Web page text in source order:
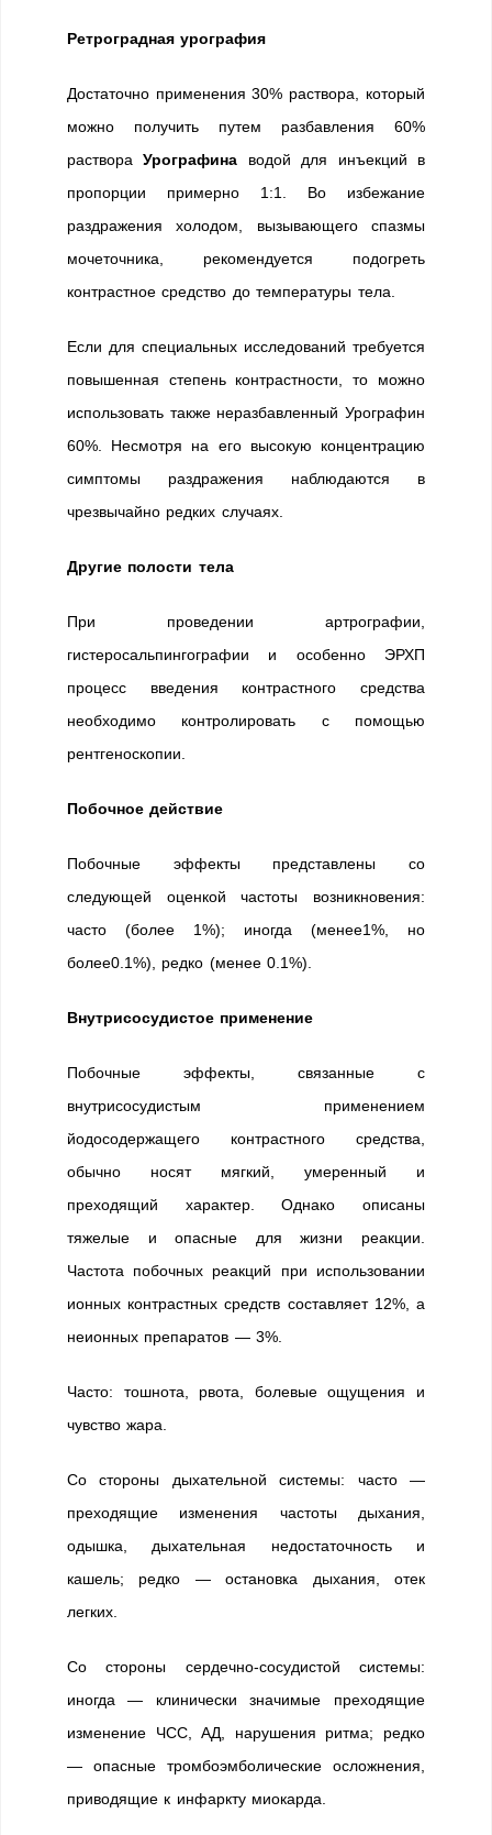
Ретроградная урография
Достаточно применения 30% раствора, который
можно получить путем разбавления 60%
раствораУрографина водой для инъекций в
пропорции примерно 1:1. Во избежание
раздражения холодом, вызывающего спазмы
мочеточника, рекомендуется подогреть
контрастное средство до температуры тела.
Если для специальных исследований требуется
повышенная степень контрастности, то можно
использовать также неразбавленный Урографин
60%. Несмотря на его высокую концентрацию
симптомы раздражения наблюдаются в
чрезвычайно редких случаях.
Другие полости тела
При проведении артрографии,
гистеросальпингографии и особенно ЭРХП
процесс введения контрастного средства
необходимо контролировать с помощью
рентгеноскопии.
Побочное действие
Побочные эффекты представлены со
следующей оценкой частоты возникновения:
часто (более 1%); иногда (менее1%, но
более0.1%), редко (менее 0.1%).
Внутрисосудистое применение
Побочные эффекты, связанные с
внутрисосудистым применением
йодосодержащего контрастного средства,
обычно носят мягкий, умеренный и
преходящий характер. Однако описаны
тяжелые и опасные для жизни реакции.
Частота побочных реакций при использовании
ионных контрастных средств составляет 12%, а
неионных препаратов — 3%.
Часто: тошнота, рвота, болевые ощущения и
чувство жара.
Со стороны дыхательной системы: часто —
преходящие изменения частоты дыхания,
одышка, дыхательная недостаточность и
кашель; редко — остановка дыхания, отек
легких.
Со стороны сердечно-сосудистой системы:
иногда — клинически значимые преходящие
изменение ЧСС, АД, нарушения ритма; редко
— опасные тромбоэмболические осложнения,
приводящие к инфаркту миокарда.